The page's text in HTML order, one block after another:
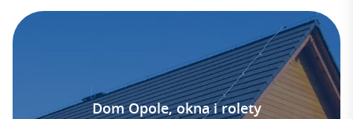
Dom Opole, okna i rolety